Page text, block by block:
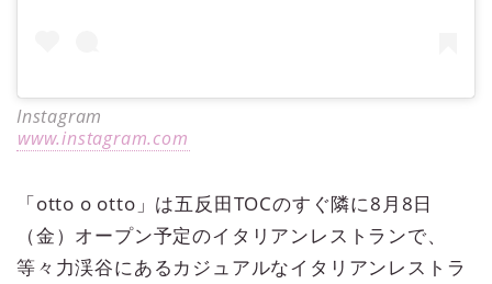
Instagram
www.instagram.com
「otto o otto」は五反田TOCのすぐ隣に8月8日
（金）オープン予定のイタリアンレストランで、
等々力渓谷にあるカジュアルなイタリアンレストラ